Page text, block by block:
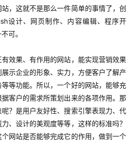
，这就不是那么一件简单的事情了，创
设计、网页制作、内容编辑、程序开
可。
效果、有作用的网站，能实现营销效果
示企业的形象、实力，方便客户了解产
等功能。所以，一个好的网站，能够充
客户的需求所策划出来的各项作用。那
？是用户友好性、搜索引擎表现力、代
、设计的美观度等等，这样的标准吗？
网站是否能够完成它的作用，做到一个